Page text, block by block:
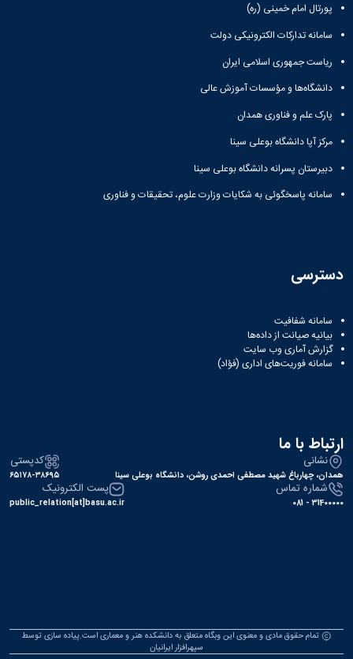
پورتال امام خمینی (ره)
سامانه تدارکات الکترونیکی دولت
ریاست جمهوری اسلامی ایران
دانشگاه‌ها و مؤسسات آموزش عالی
پارک علم و فناوری همدان
مرکز آپا دانشگاه بوعلی سینا
دبیرستان پسرانه دانشگاه بوعلی سینا
سامانه پاسخگوئی به شکایات وزارت علوم، تحقیقات و فناوری
دسترسی
سامانه شفافیت
بیانیه صیانت از داده‌ها
گزارش آماری وب‌ سایت
سامانه فوریت‌های اداری (فؤاد)
ارتباط با ما
نشانی
همدان، چهارباغ شهید مصطفی احمدی روشن، دانشگاه بوعلی سینا
کدپستی
۶۵۱۷۸-۳۸۶۹۵
شماره تماس
31400000 - 081
پست الکترونیک
public_relation[at]basu.ac.ir
تمام حقوق مادی و معنوی این وبگاه متعلق به دانشکده هنر و معماری است.پیاده سازی توسط
سپهرافزار ایرانیان